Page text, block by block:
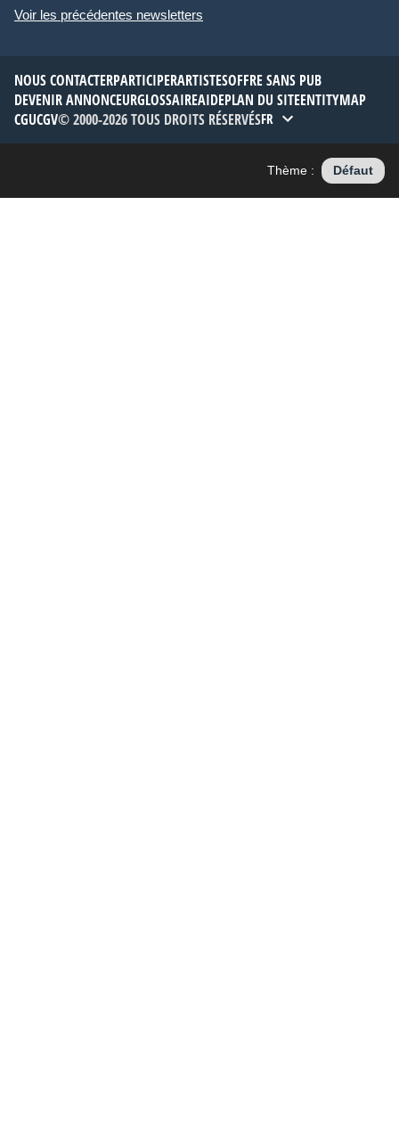
Voir les précédentes newsletters
NOUS CONTACTERPARTICIPERARTISTESOFFRE SANS PUB
DEVENIR ANNONCEURGLOSSAIREAIDEPLAN DU SITEENTITYMAP
CGUCGV© 2000-2026 TOUS DROITS RÉSERVÉSFR
Thème : Défaut